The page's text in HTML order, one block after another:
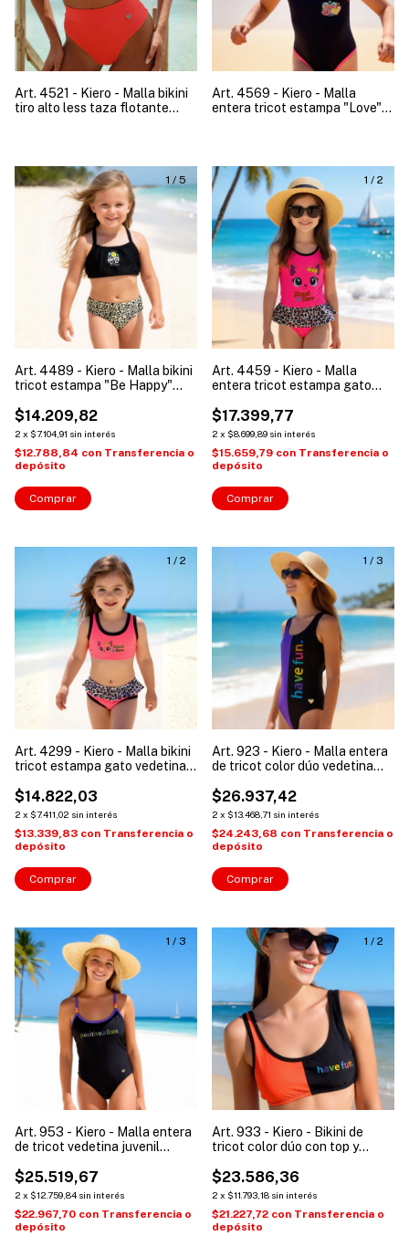
Art. 4521 - Kiero - Malla bikini
tiro alto less taza flotante
Art. 4569 - Kiero - Malla
entera tricot estampa "Love"
1 / 5
Art. 4489 - Kiero - Malla bikini
tricot estampa "Be Happy"
$14.209,82
2 x $7.104,91 sin interés
$12.788,84 con Transferencia o
depósito
Comprar
1 / 2
Art. 4459 - Kiero - Malla
entera tricot estampa gato
niña
$17.399,77
2 x $8.699,89 sin interés
$15.659,79 con Transferencia o
depósito
Comprar
1 / 2
Art. 4299 - Kiero - Malla bikini
tricot estampa gato vedetina
$14.822,03
2 x $7.411,02 sin interés
$13.339,83 con Transferencia o
depósito
Comprar
1 / 3
Art. 923 - Kiero - Malla entera
de tricot color dúo vedetina
$26.937,42
2 x $13.468,71 sin interés
$24.243,68 con Transferencia o
depósito
Comprar
1 / 3
Art. 953 - Kiero - Malla entera
de tricot vedetina juvenil
$25.519,67
2 x $12.759,84 sin interés
$22.967,70 con Transferencia o
depósito
1 / 2
Art. 933 - Kiero - Bikini de
tricot color dúo con top y
$23.586,36
2 x $11.793,18 sin interés
$21.227,72 con Transferencia o
depósito